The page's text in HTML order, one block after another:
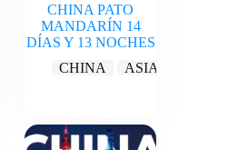
CHINA PATO
MANDARÍN 14
DÍAS Y 13 NOCHES
CHINA
ASIA